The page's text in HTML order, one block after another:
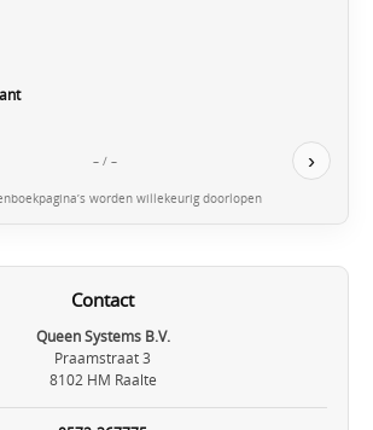
– / – ›
worden willekeurig doorlopen
Contact
Queen Systems B.V.
Praamstraat 3
8102 HM Raalte